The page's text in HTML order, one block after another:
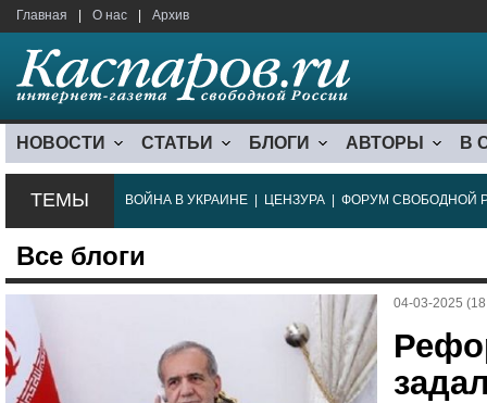
Главная О нас Архив
НОВОСТИ СТАТЬИ БЛОГИ АВТОРЫ В
ТЕМЫ ВОЙНА В УКРАИНЕ ЦЕНЗУРА ФОРУМ СВОБОДНОЙ
Все блоги
04-03-2025